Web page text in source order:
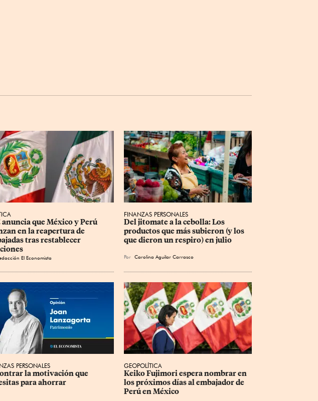
anuncia que México y Perú
en la reapertura de
tras restablecer
El Economista
FINANZAS PERSONALES
Del jitomate a la cebolla: Los
productos que más subieron (y los
que dieron un respiro) en julio
Por Carolina Aguilar Carrasco
PERSONALES
la motivación que
para ahorrar
GEOPOLÍTICA
Keiko Fujimori espera nombrar en
los próximos días al embajador de
Perú en México